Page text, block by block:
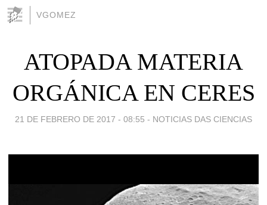
VGOMEZ
ATOPADA MATERIA
ORGÁNICA EN CERES
21 DE FEBRERO DE 2017 - 08:55 - NOTICIAS DAS CIENCIAS